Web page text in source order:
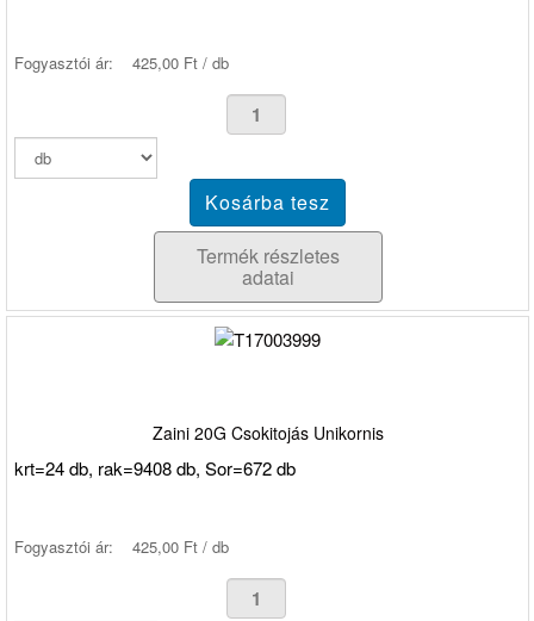
Fogyasztói ár: 425,00 Ft / db
Termék részletes
adatai
Zaini 20G Csokitojás Unikornis
krt=24 db, rak=9408 db, Sor=672 db
Fogyasztói ár: 425,00 Ft / db